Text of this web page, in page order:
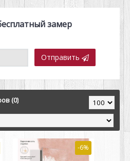
замер
Отправить
(0)
-6%